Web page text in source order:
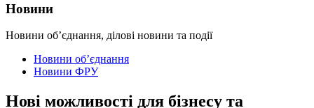
Новини
Новини об’єднання, ділові новини та події
Новини об’єднання
Новини ФРУ
Нові можливості для бізнесу та